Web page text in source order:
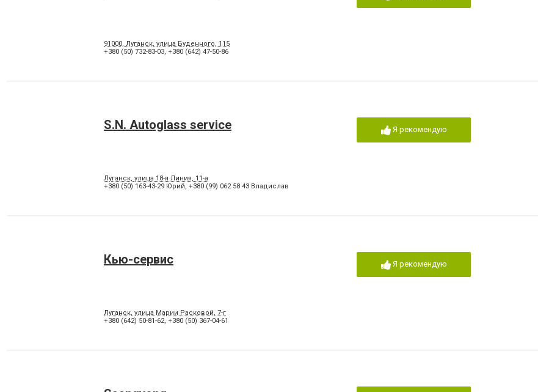
91000, Луганск, улица Буденного, 115
+380 (50) 732-83-03, +380 (642) 47-50-86
S.N. Autoglass service
Луганск, улица 18-я Линия, 11-а
+380 (50) 163-43-29 Юрий, +380 (99) 062 58 43 Владислав
Я рекомендую
Кью-сервис
Луганск, улица Марии Расковой, 7-г
+380 (642) 50-81-62, +380 (50) 367-04-61
Я рекомендую